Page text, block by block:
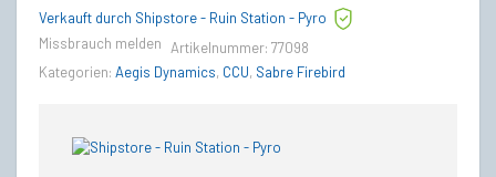
CL
to
Sabre
quantity
Verkauft durch Shipstore - Ruin Station - Pyro
Missbrauch melden
Artikelnummer: 77098
Kategorien: Aegis Dynamics, CCU, Sabre Firebird